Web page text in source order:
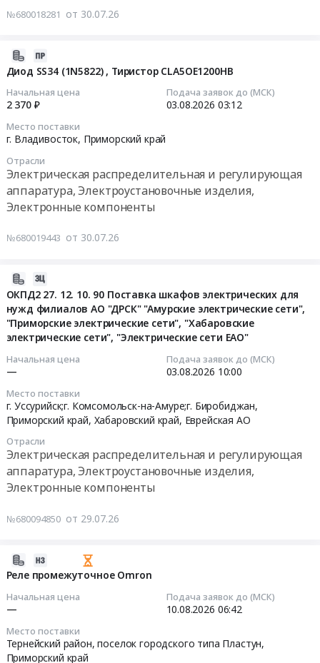
№680018281 от 30.07.26
Диод SS34 (1N5822) , Тиристор CLA5OE1200HB
Начальная цена
2 370 ₽
Подача заявок до (МСК)
03.08.2026 03:12
Место поставки
г. Владивосток, Приморский край
Отрасли
Электрическая распределительная и регулирующая
аппаратура, Электроустановочные изделия,
Электронные компоненты
№680019443 от 30.07.26
ОКПД2 27. 12. 10. 90 Поставка шкафов электрических для
нужд филиалов АО "ДРСК" "Амурские электрические сети",
"Приморские электрические сети", "Хабаровские
электрические сети", "Электрические сети ЕАО"
Начальная цена
—
Подача заявок до (МСК)
03.08.2026 10:00
Место поставки
г. Уссурийск;г. Комсомольск-на-Амуре;г. Биробиджан,
Приморский край, Хабаровский край, Еврейская АО
Отрасли
Электрическая распределительная и регулирующая
аппаратура, Электроустановочные изделия,
Электронные компоненты
№680094850 от 29.07.26
Реле промежуточное Omron
Начальная цена
—
Подача заявок до (МСК)
10.08.2026 06:42
Место поставки
Тернейский район, поселок городского типа Пластун,
Приморский край